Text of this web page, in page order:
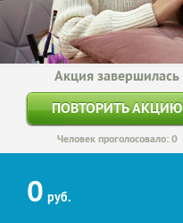
Акция завершилась
ПОВТОРИТЬ АКЦИЮ
Человек проголосовало: 0
0 руб.